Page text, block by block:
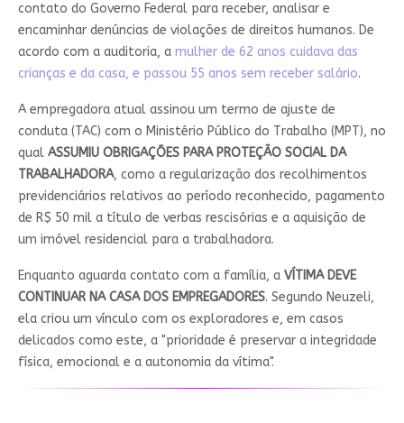
contato do Governo Federal para receber, analisar e
encaminhar denúncias de violações de direitos humanos. De
acordo com a auditoria, a mulher de 62 anos cuidava das
crianças e da casa, e passou 55 anos sem receber salário.
A empregadora atual assinou um termo de ajuste de
conduta (TAC) com o Ministério Público do Trabalho (MPT), no
qual ASSUMIU OBRIGAÇÕES PARA PROTEÇÃO SOCIAL DA
TRABALHADORA, como a regularização dos recolhimentos
previdenciários relativos ao período reconhecido, pagamento
de R$ 50 mil a título de verbas rescisórias e a aquisição de
um imóvel residencial para a trabalhadora.
Enquanto aguarda contato com a família, a VÍTIMA DEVE
CONTINUAR NA CASA DOS EMPREGADORES. Segundo Neuzeli,
ela criou um vínculo com os exploradores e, em casos
delicados como este, a "prioridade é preservar a integridade
física, emocional e a autonomia da vítima".